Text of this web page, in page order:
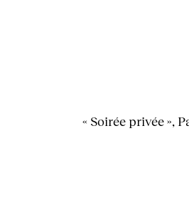
« Soirée privée »,